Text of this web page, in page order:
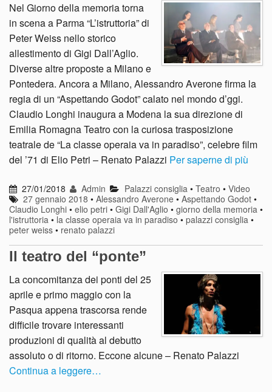
Nel Giorno della memoria torna
in scena a Parma “L’istruttoria” di
Peter Weiss nello storico
allestimento di Gigi Dall’Aglio.
Diverse altre proposte a Milano e
Pontedera. Ancora a Milano, Alessandro Averone firma la
regia di un “Aspettando Godot” calato nel mondo d’ggi.
Claudio Longhi inaugura a Modena la sua direzione di
Emilia Romagna Teatro con la curiosa trasposizione
teatrale de “La classe operaia va in paradiso”, celebre film
del ’71 di Elio Petri – Renato Palazzi Per saperne di più
27/01/2018 Admin Palazzi consiglia• Teatro • Video
27 gennaio 2018 •Alessandro Averone •Aspettando Godot •
Claudio Longhi • elio petri • Gigi Dall'Aglio • giorno della memoria •
l'istruttoria • la classe operaia va in paradiso • palazzi consiglia •
peter weiss • renato palazzi
Il teatro del “ponte”
La concomitanza dei ponti del 25
aprile e primo maggio con la
Pasqua appena trascorsa rende
difficile trovare interessanti
produzioni di qualità al debutto
assoluto o di ritorno. Eccone alcune – Renato Palazzi
Continua a leggere…